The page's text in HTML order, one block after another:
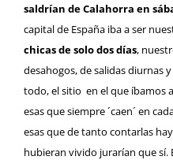
saldrían de Calahorra en
capital de España iba a ser
chicas de solo dos días,
desahogos, de salidas diurnas
todo, el sitio en el que íbamos
esas que siempre ´caen´ en
esas que de tanto contarlas
hubieran vivido jurarían que sí.